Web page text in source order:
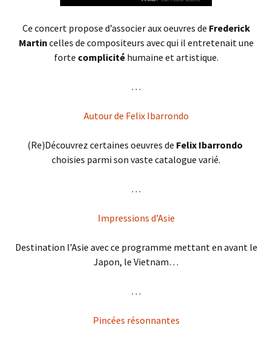
Ce concert propose d’associer aux oeuvres de Frederick
Martin celles de compositeurs avec qui il entretenait une
forte complicitéhumaine et artistique.
. . .
Autour de Felix Ibarrondo
(Re)Découvrez certaines oeuvres de Felix Ibarrondo
choisies parmi son vaste catalogue varié.
. . .
Impressions d’Asie
Destination l’Asie avec ce programme mettant en avant le
Japon, le Vietnam…
. . .
Pincées résonnantes